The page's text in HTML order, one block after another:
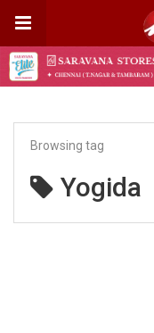
Browsing tag
Yogida